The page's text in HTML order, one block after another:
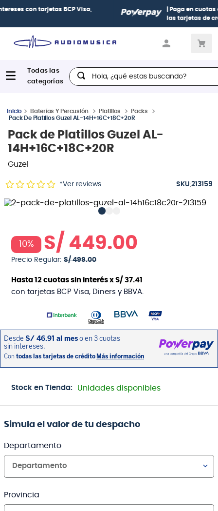
| Paga en cuotas desde 0% de interés
con todas
Hola, ¿qué estas buscando?
Baterías Y Percusión Platillos
Packs
Pack De Platillos Guzel AL-14H+16C+18C+20R
Pack de Platillos Guzel AL-
14H+16C+18C+20R
Guzel
*Ver reviews :213159
10% S/ 449.00
Precio Regular: S/ 499.00
Hasta12 cuotas sin interés xS/ 37.41
con tarjetas BCP Visa, Diners y BBVA.
Stock en Tienda: Unidades disponibles
Simula el valor de tu despacho
Departamento
Departamento
Provincia